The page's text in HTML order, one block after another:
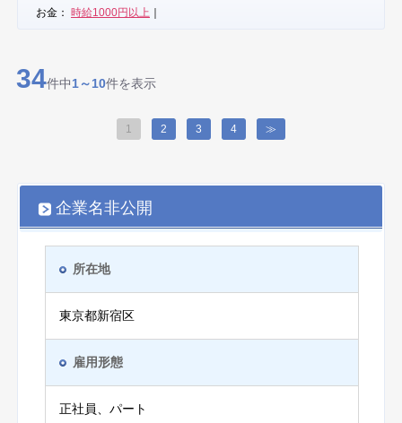
お金： 時給1000円以上｜
34件中1～10件を表示
1 2 3 4 ≫
企業名非公開
所在地
東京都新宿区
雇用形態
正社員、パート